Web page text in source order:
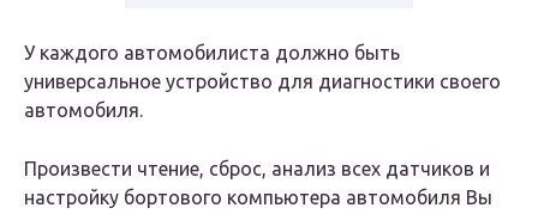
У каждого автомобилиста должно быть
универсальное устройство для диагностики своего
автомобиля.
Произвести чтение, сброс, анализ всех датчиков и
настройку бортового компьютера автомобиля Вы